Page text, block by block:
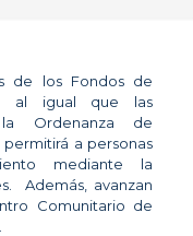
de los Fondos de
al igual que las
Ordenanza de
a personas
mediante la
Además, avanzan
Comunitario de